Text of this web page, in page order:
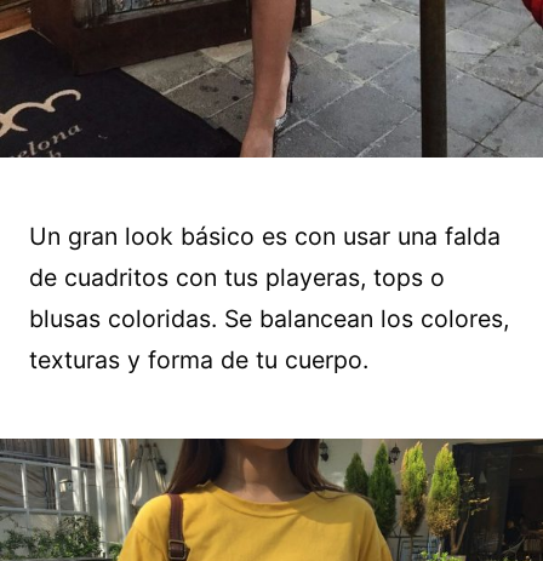
Un gran look básico es con usar una falda
de cuadritos con tus playeras, tops o
blusas coloridas. Se balancean los colores,
texturas y forma de tu cuerpo.